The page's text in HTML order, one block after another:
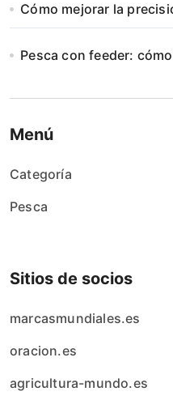
Cómo mejorar la
Pesca con feeder:
Menú
Categoría
Pesca
Sitios de socios
marcasmundiales.es
oracion.es
agricultura-mundo.es